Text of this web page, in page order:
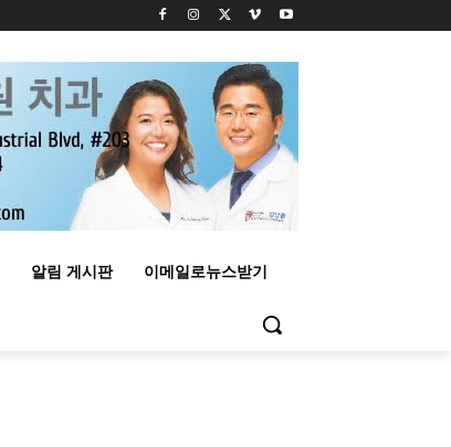
알림 게시판 이메일로뉴스받기